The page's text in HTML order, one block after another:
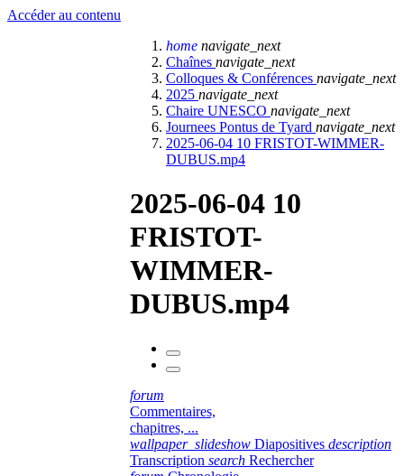
Accéder au contenu
home navigate_next
Chaînes navigate_next
Colloques & Conférences navigate_next
2025 navigate_next
Chaire UNESCO navigate_next
Journees Pontus de Tyard navigate_next
2025-06-04 10 FRISTOT-WIMMER-
DUBUS.mp4
2025-06-04 10
FRISTOT-
WIMMER-
DUBUS.mp4
forum
Commentaires,
chapitres, ...
wallpaper_slideshow Diapositives description
Transcription search Rechercher